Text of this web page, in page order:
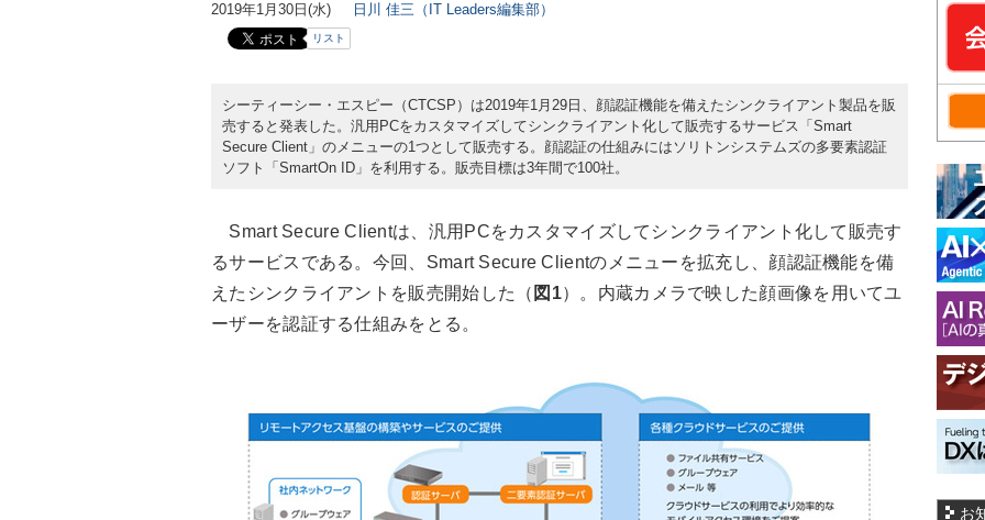
2019年1月30日(水) 日川 佳三（IT Leaders編集部）
リスト
シーティーシー・エスピー（CTCSP）は2019年1月29日、顔認証機能を備えたシンクライアント製品を販
売すると発表した。汎用PCをカスタマイズしてシンクライアント化して販売するサービス「Smart
Secure Client」のメニューの1つとして販売する。顔認証の仕組みにはソリトンシステムズの多要素認証
ソフト「SmartOn ID」を利用する。販売目標は3年間で100社。
Smart Secure Clientは、汎用PCをカスタマイズしてシンクライアント化して販売す
るサービスである。今回、Smart Secure Clientのメニューを拡充し、顔認証機能を備
えたシンクライアントを販売開始した（ 図1）。内蔵カメラで映した顔画像を用いてユ
ーザーを認証する仕組みをとる。
お